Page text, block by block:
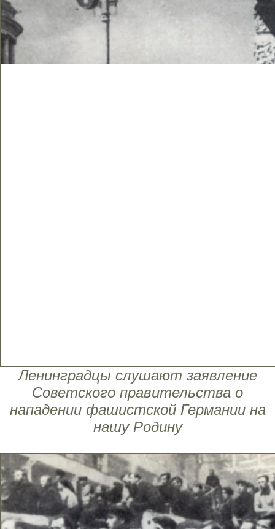
Ленинградцы слушают заявление
Советского правительства о
нападении фашистской Германии на
нашу Родину